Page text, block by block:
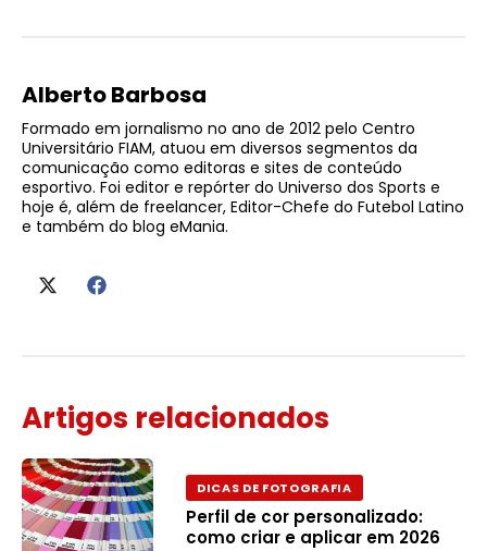
Alberto Barbosa
Formado em jornalismo no ano de 2012 pelo Centro
Universitário FIAM, atuou em diversos segmentos da
comunicação como editoras e sites de conteúdo
esportivo. Foi editor e repórter do Universo dos Sports e
hoje é, além de freelancer, Editor-Chefe do Futebol Latino
e também do blog eMania.
Artigos relacionados
DICAS DE FOTOGRAFIA
Perfil de cor personalizado:
como criar e aplicar em 2026